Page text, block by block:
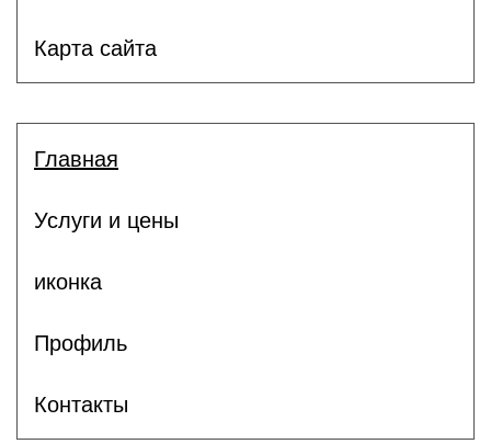
Карта сайта
Главная
Услуги и цены
иконка
Профиль
Контакты